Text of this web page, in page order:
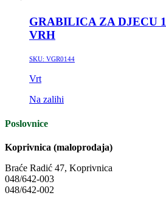
GRABILICA ZA DJECU
VRH
SKU: VGR0144
Vrt
Na zalihi
Poslovnice
Koprivnica (maloprodaja)
Braće Radić 47, Koprivnica
048/642-003
048/642-002